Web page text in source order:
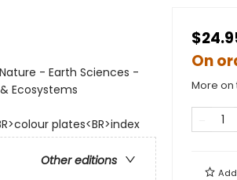
- Earth Sciences -
Ecosystems
plates<BR>index
Other editions
On
More on